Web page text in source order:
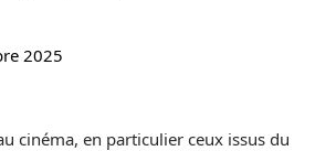
2025
cinéma, en particulier ceux issus du